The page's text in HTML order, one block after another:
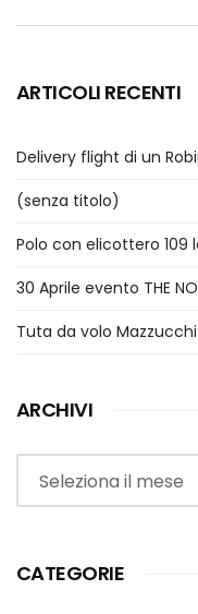
ARTICOLI RECENTI
Delivery flight di un
(senza titolo)
Polo con elicottero 109
30 Aprile evento THE
Tuta da volo
ARCHIVI
Archivi
CATEGORIE